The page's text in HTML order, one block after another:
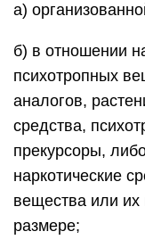
а)
б) в отношении
психотропных
аналогов,
средства,
прекурсоры,
наркотические
вещества или их
размере;